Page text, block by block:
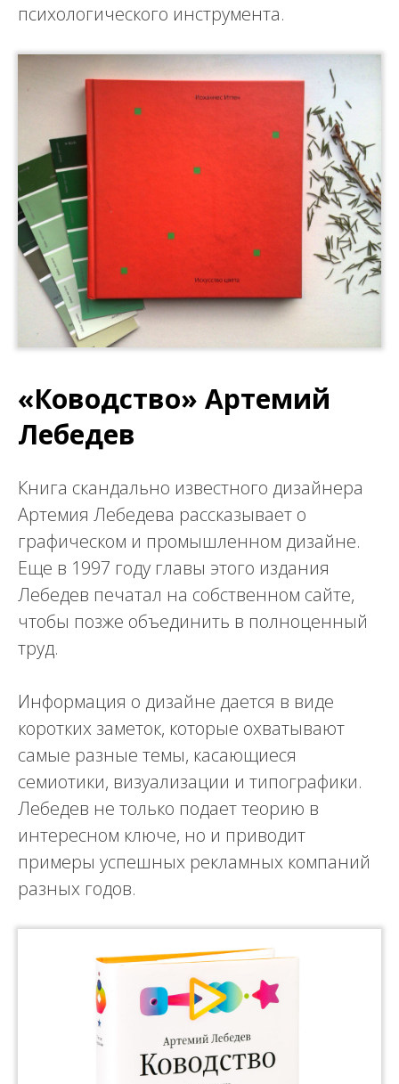
психологического инструмента.
«Ководство» Артемий
Лебедев
Книга скандально известного дизайнера
Артемия Лебедева рассказывает о
графическом и промышленном дизайне.
Еще в 1997 году главы этого издания
Лебедев печатал на собственном сайте,
чтобы позже объединить в полноценный
труд.
Информация о дизайне дается в виде
коротких заметок, которые охватывают
самые разные темы, касающиеся
семиотики, визуализации и типографики.
Лебедев не только подает теорию в
интересном ключе, но и приводит
примеры успешных рекламных компаний
разных годов.